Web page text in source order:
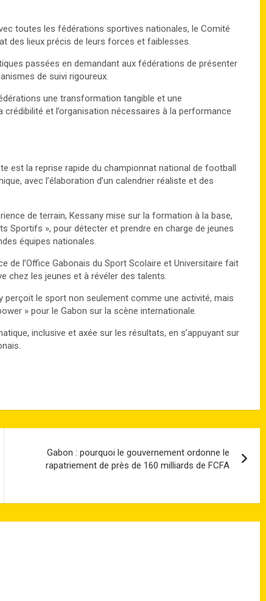
toutes les fédérations sportives nationales, le Comité
des lieux précis de leurs forces et faiblesses.
passées en demandant aux fédérations de présenter
de suivi rigoureux.
une transformation tangible et une
et l’organisation nécessaires à la performance
est la reprise rapide du championnat national de football
avec l’élaboration d’un calendrier réaliste et des
de terrain, Kessany mise sur la formation à la base,
Sportifs », pour détecter et prendre en charge de jeunes
équipes nationales.
de l’Office Gabonais du Sport Scolaire et Universitaire fait
chez les jeunes et à révéler des talents.
perçoit le sport non seulement comme une activité, mais
» pour le Gabon sur la scène internationale.
inclusive et axée sur les résultats, en s’appuyant sur
Gabon : pourquoi le gouvernement ordonne le
rapatriement de près de 160 milliards de FCFA